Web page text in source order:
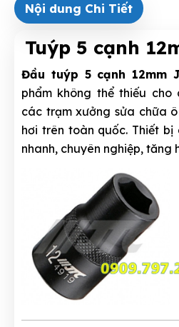
Nội dung Chi Tiết
Tuýp 5 cạnh
Đầu tuýp 5 cạnh 12mm
phẩm không thể thiếu
các trạm xưởng sửa chữa
hơi trên toàn quốc. Thiết
nhanh, chuyên nghiệp, tăng